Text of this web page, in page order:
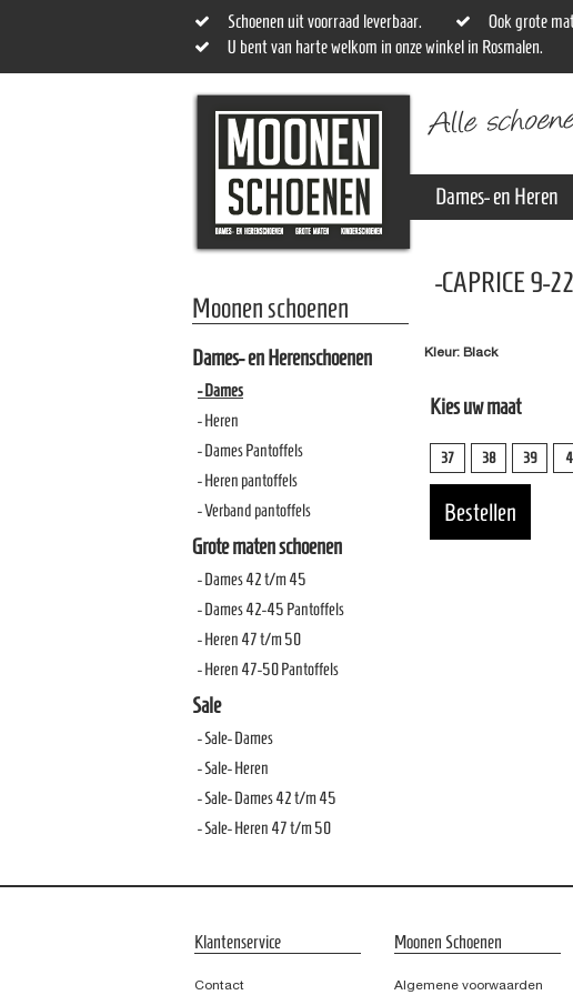
Schoenen uit voorraad leverbaar. Ook grote
U bent van harte welkom in onze winkel in Rosmalen.
Dames- en Heren
Moonen schoenen
Dames- en Herenschoenen
- Dames
- Heren
- Dames Pantoffels
- Heren pantoffels
- Verband pantoffels
Grote maten schoenen
- Dames 42 t/m 45
- Dames 42-45 Pantoffels
- Heren 47 t/m 50
- Heren 47-50 Pantoffels
Sale
- Sale- Dames
- Sale- Heren
- Sale- Dames 42 t/m 45
- Sale- Heren 47 t/m 50
-CAPRICE 9-
Kleur: Black
Kies uw maat
37 38 39
Klantenservice
Contact
Moonen Schoenen
Algemene voorwaarden